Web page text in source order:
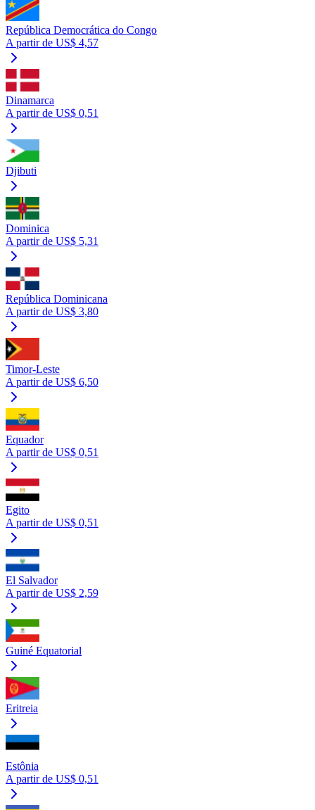
República Democrática do Congo
A partir de US$ 4,57
Dinamarca
A partir de US$ 0,51
Djibuti
Dominica
A partir de US$ 5,31
República Dominicana
A partir de US$ 3,80
Timor-Leste
A partir de US$ 6,50
Equador
A partir de US$ 0,51
Egito
A partir de US$ 0,51
El Salvador
A partir de US$ 2,59
Guiné Equatorial
Eritreia
Estônia
A partir de US$ 0,51